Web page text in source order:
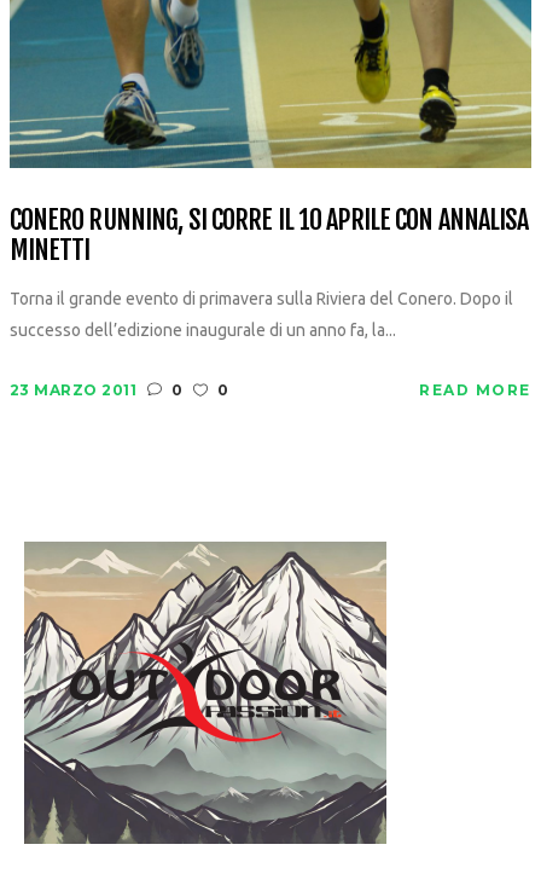
CONERO RUNNING, SI CORRE IL 10 APRILE CON ANNALISA
MINETTI
Torna il grande evento di primavera sulla Riviera del Conero. Dopo il
successo dell’edizione inaugurale di un anno fa, la...
23 MARZO 2011 0 0 READ MORE